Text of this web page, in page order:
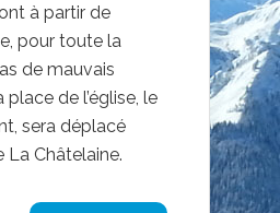
à partir de
pour toute la
de mauvais
de l’église, le
sera déplacé
La Châtelaine.